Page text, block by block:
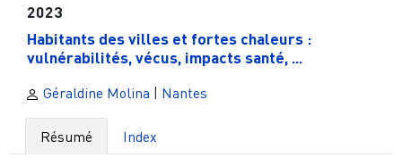
2023
Habitants des villes et fortes chaleurs :
vulnérabilités, vécus, impacts santé, ...
Géraldine Molina | Nantes
Résumé Index